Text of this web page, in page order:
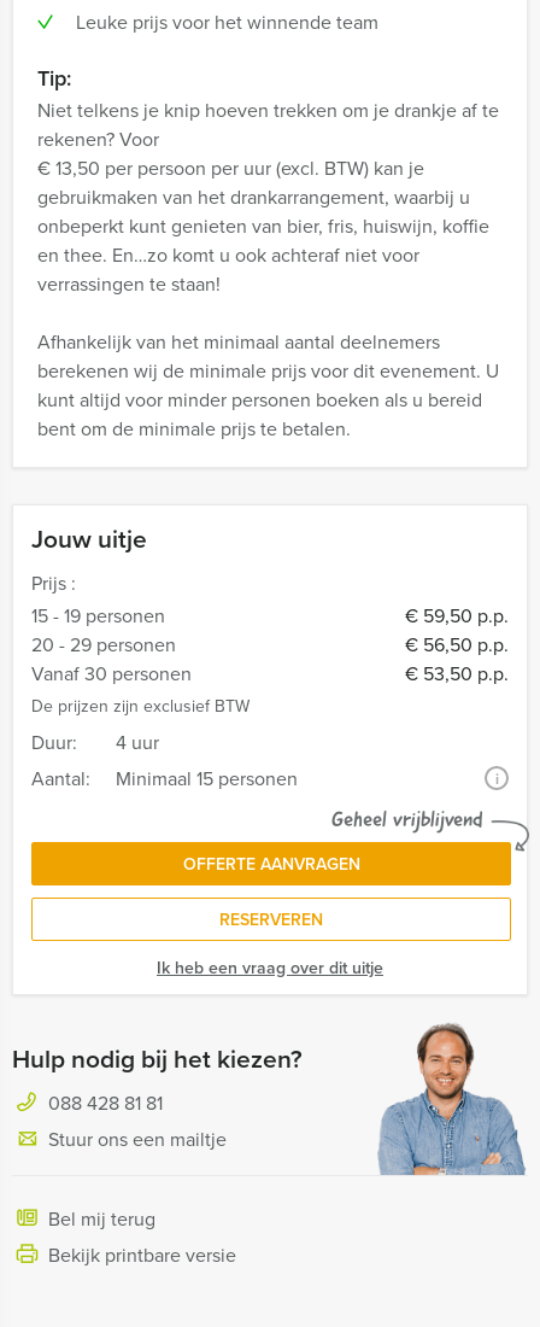
Jouw uitje
Prijs :
15 - 19 personen
€ 59,50 p.p.
20 - 29 personen
€ 56,50 p.p.
Vanaf 30 personen
€ 53,50 p.p.
De prijzen zijn exclusief BTW
Duur:
4 uur
Aantal:
Minimaal 15 personen i
Geheel vrijblijvend
OFFERTE AANVRAGEN
RESERVEREN
Ik heb een vraag over dit uitje
Hulp nodig bij het kiezen?
088 428 81 81
Stuur ons een mailtje
Bel mij terug
Bekijk printbare versie
Leuke prijs voor het winnende team
Tip:
Niet telkens je knip hoeven trekken om je drankje af te
rekenen? Voor
€ 13,50 per persoon per uur (excl. BTW) kan je
gebruikmaken van het drankarrangement, waarbij u
onbeperkt kunt genieten van bier, fris, huiswijn, koffie
en thee. En…zo komt u ook achteraf niet voor
verrassingen te staan!
Afhankelijk van het minimaal aantal deelnemers
berekenen wij de minimale prijs voor dit evenement. U
kunt altijd voor minder personen boeken als u bereid
bent om de minimale prijs te betalen.